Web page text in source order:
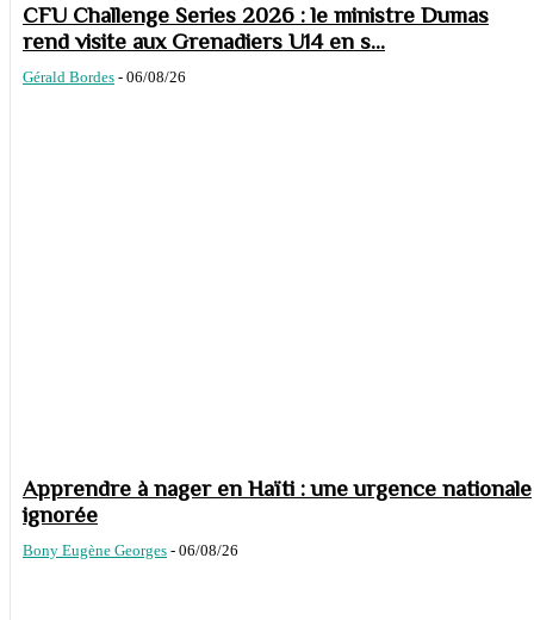
CFU Challenge Series 2026 : le ministre Dumas
rend visite aux Grenadiers U14 en s...
Gérald Bordes - 06/08/26
Apprendre à nager en Haïti : une urgence nationale
ignorée
Bony Eugène Georges - 06/08/26